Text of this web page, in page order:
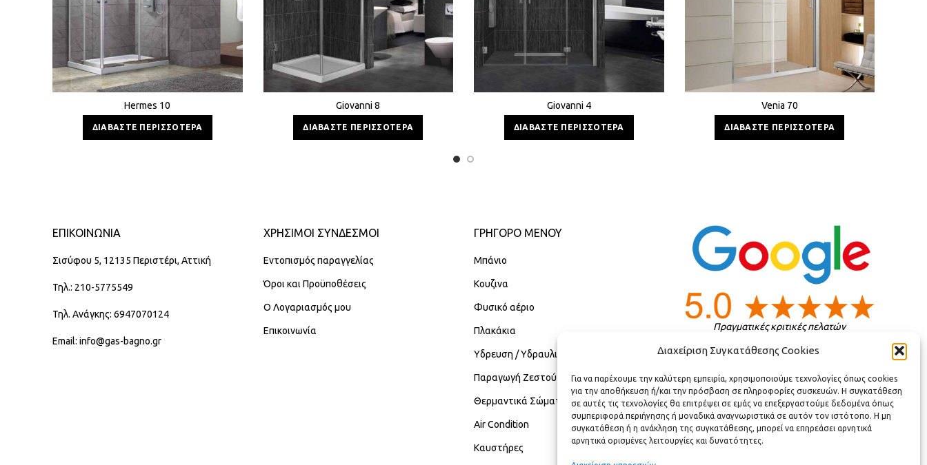
Διαχείριση Συγκατάθεσης Cookies
Για να παρέχουμε την καλύτερη εμπειρία, χρησιμοποιούμε τεχνολογίες όπως cookies
για την αποθήκευση ή/και την πρόσβαση σε πληροφορίες συσκευών. Η συγκατάθεση
σε αυτές τις τεχνολογίες θα επιτρέψει σε εμάς να επεξεργαστούμε δεδομένα όπως
συμπεριφορά περιήγησης ή μοναδικά αναγνωριστικά σε αυτόν τον ιστότοπο. Η μη
συγκατάθεση ή η ανάκληση της συγκατάθεσης, μπορεί να επηρεάσει αρνητικά
αρνητικά ορισμένες λειτουργίες και δυνατότητες.
Hermes 10
ΔΙΑΒΆΣΤΕ ΠΕΡΙΣΣΌΤΕΡΑ
Giovanni 8
ΔΙΑΒΆΣΤΕ ΠΕΡΙΣΣΌΤΕΡΑ
Giovanni 4
ΔΙΑΒΆΣΤΕ ΠΕΡΙΣΣΌΤΕΡΑ
Venia 70
ΔΙΑΒΆΣΤΕ ΠΕΡΙΣΣΌΤΕΡΑ
ΕΠΙΚΟΙΝΩΝΊΑ
Σισύφου 5, 12135 Περιστέρι, Αττική
Τηλ.: 210-5775549
Τηλ. Ανάγκης: 6947070124
Email: info@gas-bagno.gr
ΧΡΗΣΙΜΟΙ ΣΥΝΔΕΣΜΟΙ
Εντοπισμός παραγγελίας
Όροι και Προϋποθέσεις
Ο Λογαριασμός μου
Επικοινωνία
ΓΡΉΓΟΡΟ ΜΕΝΟΎ
Μπάνιο
Κουζινα
Φυσικό αέριο
Πλακάκια
Υδρευση / Υδραυλικά
Παραγωγή Ζεστού Νερού Χρήσης
Θερμαντικά Σώματα
Air Condition
Καυστήρες
Πραγματικές κριτικές πελατών